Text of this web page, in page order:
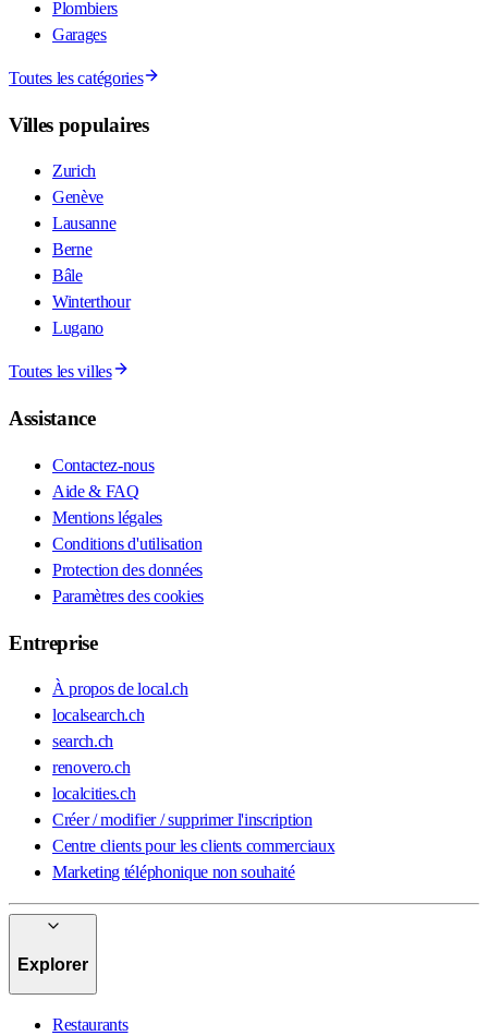
Plombiers
Garages
Toutes les catégories
Villes populaires
Zurich
Genève
Lausanne
Berne
Bâle
Winterthour
Lugano
Toutes les villes
Assistance
Contactez-nous
Aide & FAQ
Mentions légales
Conditions d'utilisation
Protection des données
Paramètres des cookies
Entreprise
À propos de local.ch
localsearch.ch
search.ch
renovero.ch
localcities.ch
Créer / modifier / supprimer l'inscription
Centre clients pour les clients commerciaux
Marketing téléphonique non souhaité
Explorer
Restaurants